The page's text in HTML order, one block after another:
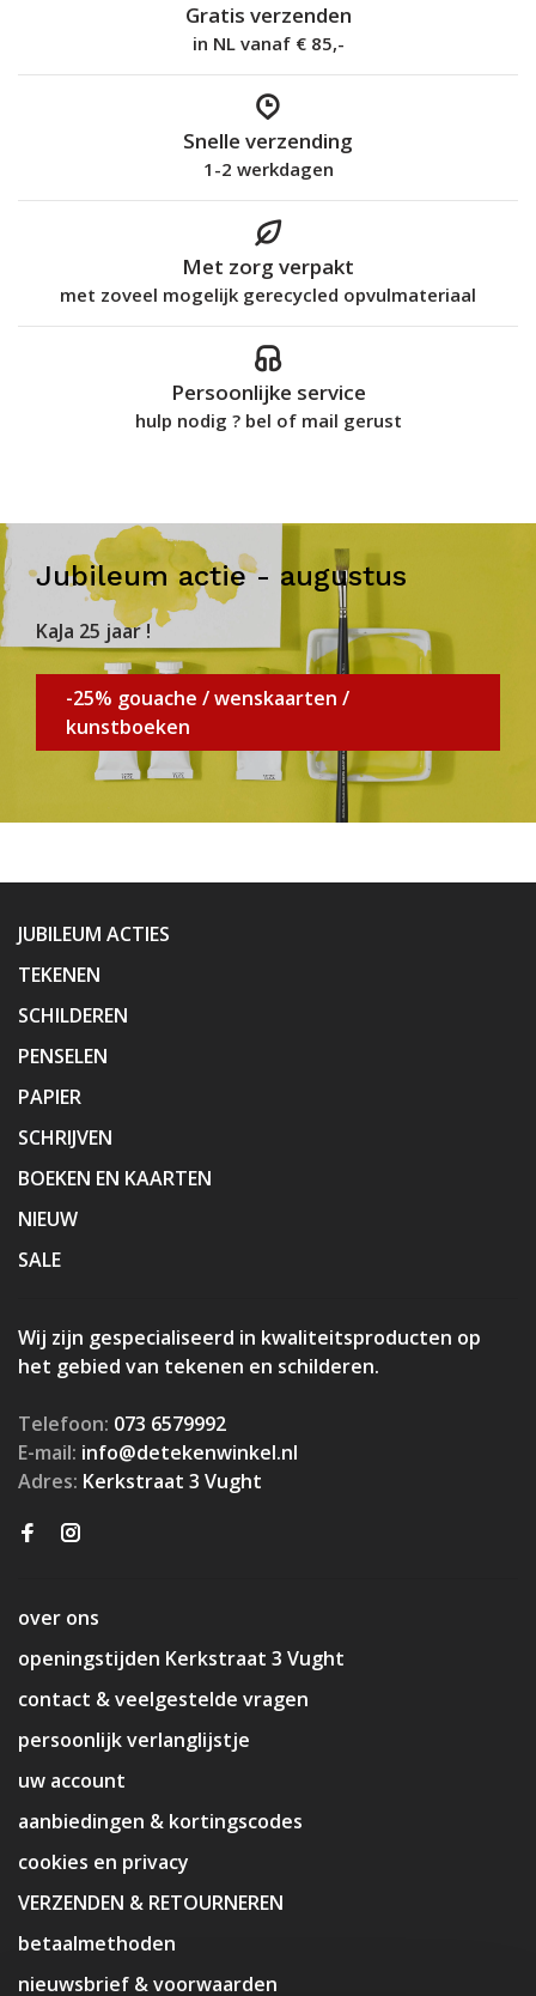
Gratis verzenden
in NL vanaf € 85,-
Snelle verzending
1-2 werkdagen
Met zorg verpakt
met zoveel mogelijk gerecycled opvulmateriaal
Persoonlijke service
hulp nodig ? bel of mail gerust
Jubileum actie - augustus
KaJa 25 jaar !
-25% gouache / wenskaarten /
kunstboeken
JUBILEUM ACTIES
TEKENEN
SCHILDEREN
PENSELEN
PAPIER
SCHRIJVEN
BOEKEN EN KAARTEN
NIEUW
SALE
Wij zijn gespecialiseerd in kwaliteitsproducten op
het gebied van tekenen en schilderen.
Telefoon: 073 6579992
E-mail: info@detekenwinkel.nl
Adres: Kerkstraat 3 Vught
over ons
openingstijden Kerkstraat 3 Vught
contact & veelgestelde vragen
persoonlijk verlanglijstje
uw account
aanbiedingen & kortingscodes
cookies en privacy
VERZENDEN & RETOURNEREN
betaalmethoden
nieuwsbrief & voorwaarden